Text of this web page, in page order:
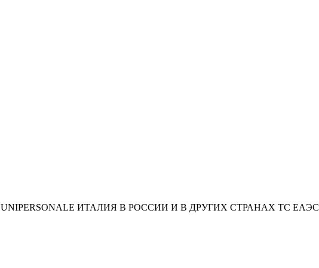
ИТАЛИЯ В РОССИИ И В ДРУГИХ СТРАНАХ ТС ЕАЭС